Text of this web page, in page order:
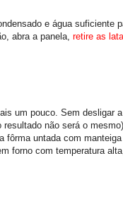
e água suficiente
abra a panela, retire as
um pouco. Sem desligar
não será o
untada com
forno com temperatura